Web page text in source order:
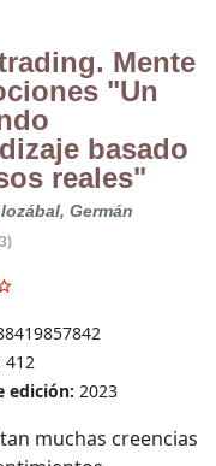
Mente
"Un
basado
reales"
Germán
412
edición: 2023
muchas creencias